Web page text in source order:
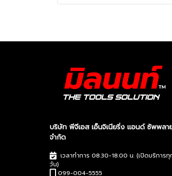
บริษัท พีจีเอส เอ็นจิเนียริ่ง แอนด์ ซัพพลา
จำกัด
เวลาทำการ 08.30-18.00 น. (เปิดบริการทุ
วัน)
099-004-5555